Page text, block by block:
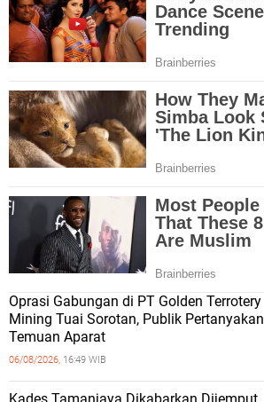
Oprasi Gabungan di PT Golden Terrotery
Mining Tuai Sorotan, Publik Pertanyakan
Temuan Aparat
06/08/2026, 16:49 WIB